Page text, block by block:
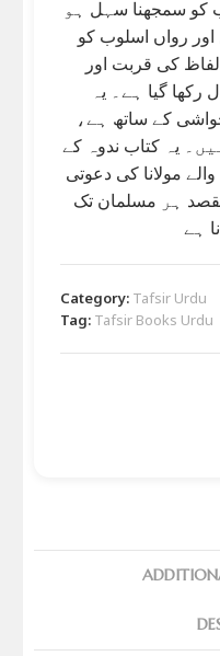
کو سمجھنا سہل ہو
رواں اسلوب کو
کی قربت اور
رکھا گیا ہے۔ یہ
کے ساتھ ہے،
یہ کتاب ندوہ کے
مولانا کی دعوتی
ہر مسلمان تک
ہے
Category: Tafsir Urdu
Tag: Tafsir Books Urdu